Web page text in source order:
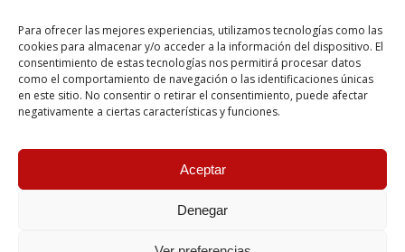
Para ofrecer las mejores experiencias, utilizamos tecnologías como las
cookies para almacenar y/o acceder a la información del dispositivo. El
consentimiento de estas tecnologías nos permitirá procesar datos
como el comportamiento de navegación o las identificaciones únicas
en este sitio. No consentir o retirar el consentimiento, puede afectar
negativamente a ciertas características y funciones.
Aceptar
Denegar
LEGAL
Política de Privacidad
Política de Cookies
Accesibilidad
Esta empresa ha sido beneficiaria del bono Kit Digital y lo ha
internet, financiado por la Unión Europea – NextGeneration EU
© 2026 Guillermo Martínez | Todos los derechos reservados |